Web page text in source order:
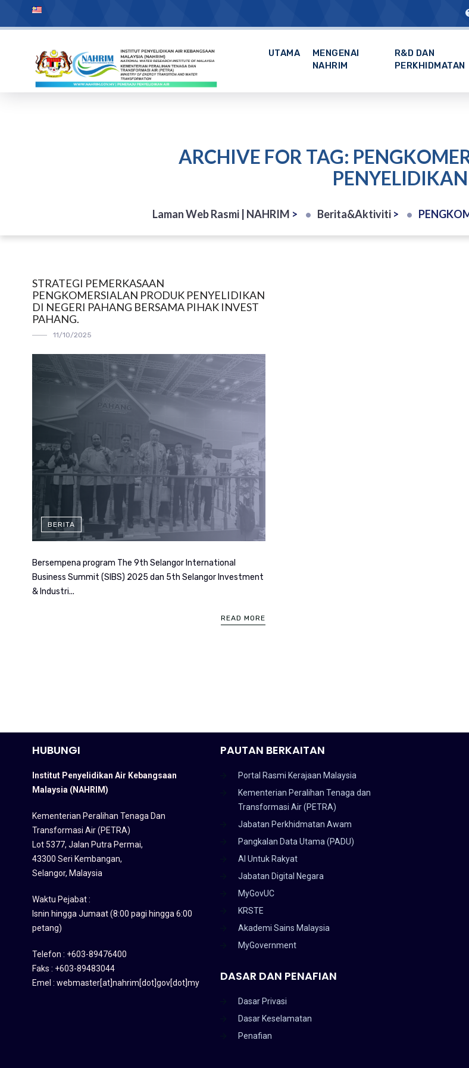
UTAMA
MENGENAI
NAHRIM
R&D DAN
PERKHIDMATAN
ARCHIVE FOR TAG:
PENYELIDIKAN
Laman Web Rasmi | NAHRIM > Berita&Aktiviti >
STRATEGI PEMERKASAAN
PENGKOMERSIALAN PRODUK PENYELIDIKAN
DI NEGERI PAHANG BERSAMA PIHAK INVEST
PAHANG.
11/10/2025
BERITA
Bersempena program The 9th Selangor International
Business Summit (SIBS) 2025 dan 5th Selangor Investment
& Industri...
READ MORE
HUBUNGI
Institut Penyelidikan Air Kebangsaan
Malaysia (NAHRIM)
Kementerian Peralihan Tenaga Dan
Transformasi Air (PETRA)
Lot 5377, Jalan Putra Permai,
43300 Seri Kembangan,
Selangor, Malaysia
Waktu Pejabat :
Isnin hingga Jumaat (8:00 pagi hingga 6:00
petang)
Telefon : +603-89476400
Faks : +603-89483044
Emel : webmaster[at]nahrim[dot]gov[dot]my
PAUTAN BERKAITAN
Portal Rasmi Kerajaan Malaysia
Kementerian Peralihan Tenaga dan
Transformasi Air (PETRA)
Jabatan Perkhidmatan Awam
Pangkalan Data Utama (PADU)
AI Untuk Rakyat
Jabatan Digital Negara
MyGovUC
KRSTE
Akademi Sains Malaysia
MyGovernment
DASAR DAN PENAFIAN
Dasar Privasi
Dasar Keselamatan
Penafian